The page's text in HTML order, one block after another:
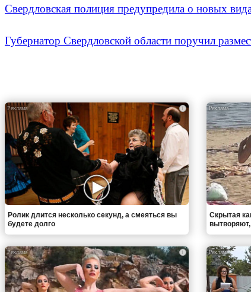
Свердловская полиция предупредила о новых
Губернатор Свердловской области поручил
i
Ролик длится несколько секунд, а смеяться вы
будете долго
Скрытая
вытворяют,
i